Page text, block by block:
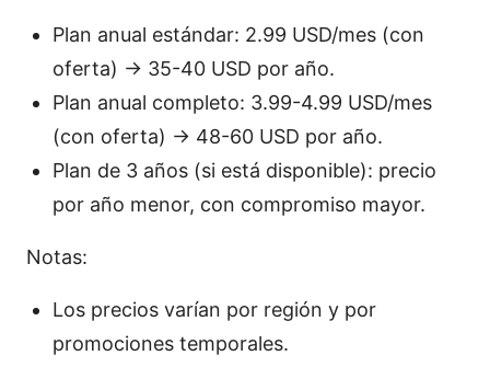
Plan anual estándar: 2.99 USD/mes (con
oferta) → 35-40 USD por año.
Plan anual completo: 3.99-4.99 USD/mes
(con oferta) → 48-60 USD por año.
Plan de 3 años (si está disponible): precio
por año menor, con compromiso mayor.
Notas:
Los precios varían por región y por
promociones temporales.